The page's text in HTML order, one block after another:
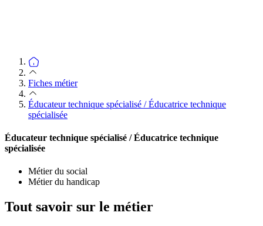
Fiches métier
Éducateur technique spécialisé / Éducatrice technique
spécialisée
Éducateur technique spécialisé / Éducatrice technique
spécialisée
Métier du social
Métier du handicap
Tout savoir sur le métier